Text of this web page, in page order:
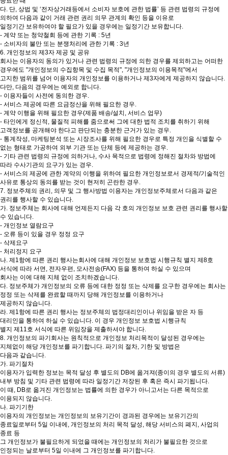
다. 단, 상법 및 ‘전자상거래등에서 소비자 보호에 관한 법률’ 등 관련 법령의 규정에
의하여 다음과 같이 거래 관련 권리 의무 관계의 확인 등을 이유로
일정기간 보유하여야 할 필요가 있을 경우에는 일정기간 보유합니다.
- 계약 또는 청약철회 등에 관한 기록 : 5년
- 소비자의 불만 또는 분쟁처리에 관한 기록 : 3년
6. 개인정보의 제3자 제공 및 공유
회사는 이용자의 동의가 있거나 관련 법령의 규정에 의한 경우를 제외하고는 어떠한
경우에도 "개인정보의 수집항목 및 수집 목적", "개인정보의 이용목적"에서
고지한 범위를 넘어 이용자의 개인정보를 이용하거나 제3자에게 제공하지 않습니다.
다만, 다음의 경우에는 예외로 합니다.
- 이용자들이 사전에 동의한 경우.
- 서비스 제공에 따른 요금정산을 위해 필요한 경우.
- 계약 이행을 위해 필요한 경우(제품 배송/설치, 서비스 업무)
- 타인에게 정신적, 물질적 피해를 줌으로써 그에 대한 법적 조치를 취하기 위해
고객정보를 공개해야 한다고 판단되는 충분한 근거가 있는 경우.
- 통계작성, 마케팅분석 또는 시장조사를 위해 필요한 경우로 특정 개인을 식별할 수
없는 형태로 가공하여 외부 기관 또는 단체 등에 제공하는 경우.
- 기타 관련 법령의 규정에 의하거나, 수사 목적으로 법령에 정해진 절차와 방법에
따라 수사기관의 요구가 있는 경우.
- 서비스의 제공에 관한 계약의 이행을 위하여 필요한 개인정보로서 경제적/기술적인
사유로 통상의 동의를 받는 것이 현저히 곤란한 경우.
7. 정보주체의 권리, 의무 및 그 행사방법 이용자는 개인정보주체로서 다음과 같은
권리를 행사할 수 있습니다.
가. 정보주체는 회사에 대해 언제든지 다음 각 호의 개인정보 보호 관련 권리를 행사할
수 있습니다.
- 개인정보 열람요구
- 오류 등이 있을 경우 정정 요구
- 삭제요구
- 처리정지 요구
나. 제1항에 따른 권리 행사는회사에 대해 개인정보 보호법 시행규칙 별지 제8호
서식에 따라 서면, 전자우편, 모사전송(FAX) 등을 통하여 하실 수 있으며
회사는 이에 대해 지체 없이 조치하겠습니다.
다. 정보주체가 개인정보의 오류 등에 대한 정정 또는 삭제를 요구한 경우에는 회사는
정정 또는 삭제를 완료할 때까지 당해 개인정보를 이용하거나
제공하지 않습니다.
라. 제1항에 따른 권리 행사는 정보주체의 법정대리인이나 위임을 받은 자 등
대리인을 통하여 하실 수 있습니다. 이 경우 개인정보 보호법 시행규칙
별지 제11호 서식에 따른 위임장을 제출하셔야 합니다.
8. 개인정보의 파기회사는 원칙적으로 개인정보 처리목적이 달성된 경우에는
지체없이 해당 개인정보를 파기합니다. 파기의 절차, 기한 및 방법은
다음과 같습니다.
가. 파기절차
이용자가 입력한 정보는 목적 달성 후 별도의 DB에 옮겨져(종이의 경우 별도의 서류)
내부 방침 및 기타 관련 법령에 따라 일정기간 저장된 후 혹은 즉시 파기됩니다.
이 때, DB로 옮겨진 개인정보는 법률에 의한 경우가 아니고서는 다른 목적으로
이용되지 않습니다.
나. 파기기한
이용자의 개인정보는 개인정보의 보유기간이 경과된 경우에는 보유기간의
종료일로부터 5일 이내에, 개인정보의 처리 목적 달성, 해당 서비스의 폐지, 사업의
종료 등
그 개인정보가 불필요하게 되었을 때에는 개인정보의 처리가 불필요한 것으로
인정되는 날로부터 5일 이내에 그 개인정보를 파기합니다.